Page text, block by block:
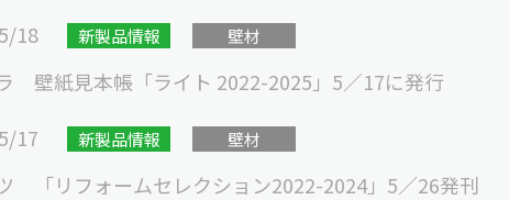
18
新製品情報 壁材
壁紙見本帳「ライト 2022-2025」5／17に発行
17
新製品情報 壁材
「リフォームセレクション2022-2024」5／26発刊